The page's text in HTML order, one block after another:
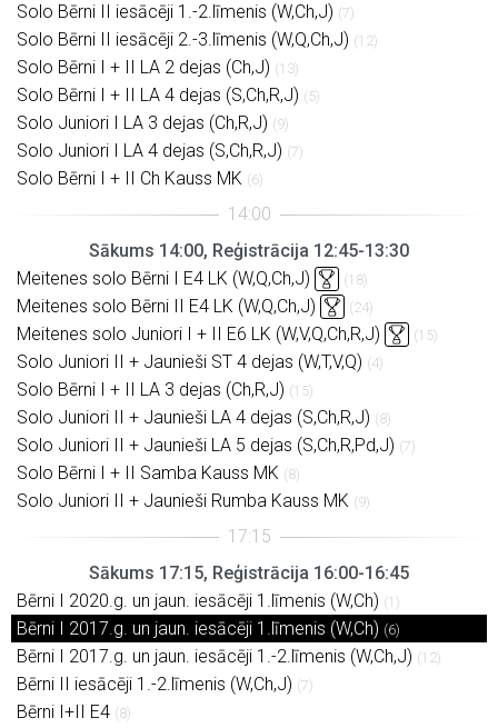
Solo Bērni II iesācēji 1.-2.līmenis (W,Ch,J) (7)
Solo Bērni II iesācēji 2.-3.līmenis (W,Q,Ch,J) (12)
Solo Bērni I + II LA 2 dejas (Ch,J) (13)
Solo Bērni I + II LA 4 dejas (S,Ch,R,J) (5)
Solo Juniori I LA 3 dejas (Ch,R,J) (9)
Solo Juniori I LA 4 dejas (S,Ch,R,J) (7)
Solo Bērni I + II Ch Kauss MK (6)
Sākums 14:00, Reģistrācija 12:45-13:30
Meitenes solo Bērni I E4 LK (W,Q,Ch,J)
(18)
Meitenes solo Bērni II E4 LK (W,Q,Ch,J) (24)
Meitenes solo Juniori I + II E6 LK (W,V,Q,Ch,R,J) (15)
Solo Juniori II + Jaunieši ST 4 dejas (W,T,V,Q) (4)
Solo Bērni I + II LA 3 dejas (Ch,R,J) (15)
Solo Juniori II + Jaunieši LA 4 dejas (S,Ch,R,J) (8)
Solo Juniori II + Jaunieši LA 5 dejas (S,Ch,R,Pd,J) (7)
Solo Bērni I + II Samba Kauss MK (8)
Solo Juniori II + Jaunieši Rumba Kauss MK (9)
Sākums 17:15, Reģistrācija 16:00-16:45
Bērni I 2020.g. un jaun. iesācēji 1.līmenis (W,Ch) (1)
Bērni I 2017.g. un jaun. iesācēji 1.līmenis (W,Ch) (6)
Bērni I 2017.g. un jaun. iesācēji 1.-2.līmenis (W,Ch,J) (12)
Bērni II iesācēji 1.-2.līmenis (W,Ch,J) (7)
Bērni I+II E4 (8)